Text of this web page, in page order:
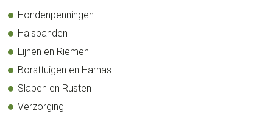
Hondenpenningen
Halsbanden
Lijnen en Riemen
Borsttuigen en Harnas
Slapen en Rusten
Verzorging